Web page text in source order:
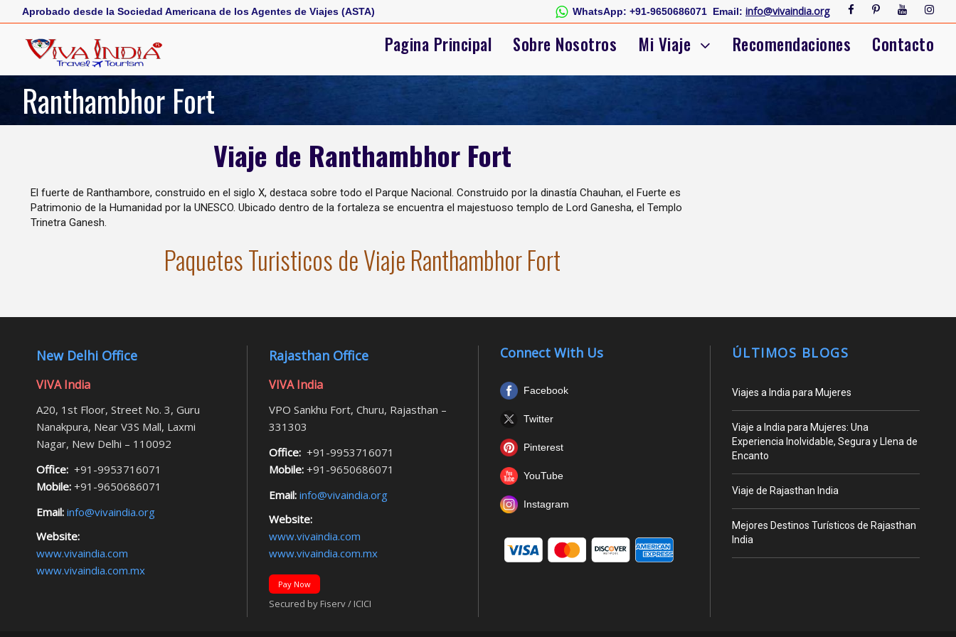
Aprobado desde la Sociedad Americana de los Agentes de Viajes (ASTA) WhatsApp: +91-9650686071 Email: info@vivaindia.org
Pagina Principal Sobre Nosotros Mi Viaje Recomendaciones Contacto
Ranthambhor Fort
Viaje de Ranthambhor Fort
El fuerte de Ranthambore, construido en el siglo X, destaca sobre todo el Parque Nacional. Construido por la dinastía Chauhan, el Fuerte es
Patrimonio de la Humanidad por la UNESCO. Ubicado dentro de la fortaleza se encuentra el majestuoso templo de Lord Ganesha, el Templo
Trinetra Ganesh.
Paquetes Turisticos de Viaje Ranthambhor Fort
New Delhi Office
VIVA India
A20, 1st Floor, Street No. 3, Guru
Nanakpura, Near V3S Mall, Laxmi
Nagar, New Delhi – 110092
Office: +91-9953716071
Mobile: +91-9650686071
Email: info@vivaindia.org
Website:
www.vivaindia.com
www.vivaindia.com.mx
Rajasthan Office
VIVA India
VPO Sankhu Fort, Churu, Rajasthan –
331303
Office:+91-9953716071
Mobile:+91-9650686071
Email:info@vivaindia.org
Website:
www.vivaindia.com
www.vivaindia.com.mx
Pay Now
Secured by Fiserv / ICICI
Connect With Us
Facebook
Twitter
Pinterest
YouTube
Instagram
ÚLTIMOS BLOGS
Viajes a India para Mujeres
Viaje a India para Mujeres: Una
Experiencia Inolvidable, Segura y Llena de
Encanto
Viaje de Rajasthan India
Mejores Destinos Turísticos de Rajasthan
India